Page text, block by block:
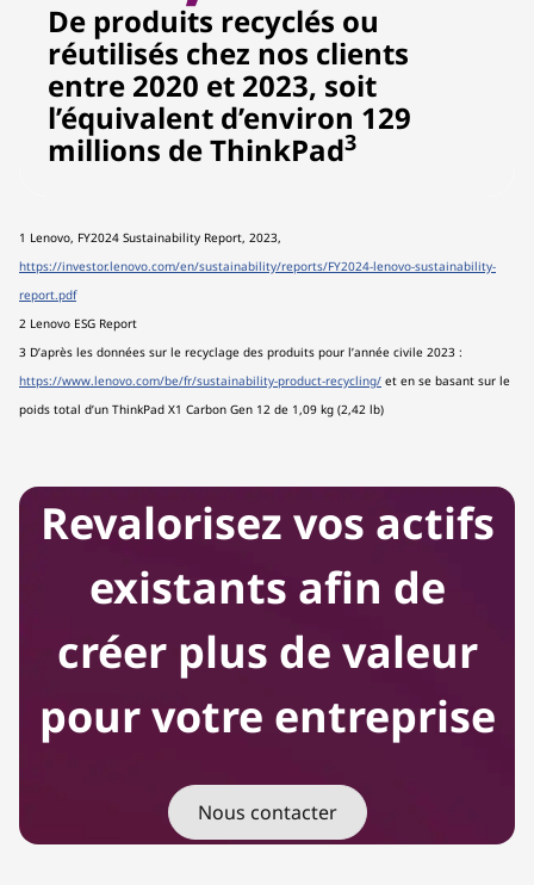
De produits recyclés ou
réutilisés chez nos clients
entre 2020 et 2023, soit
l’équivalent d’environ 129
millions de ThinkPad3
1 Lenovo, FY2024 Sustainability Report, 2023,
https://investor.lenovo.com/en/sustainability/reports/FY2024-lenovo-sustainability-
report.pdf
2 Lenovo ESG Report
3 D’après les données sur le recyclage des produits pour l’année civile 2023 :
https://www.lenovo.com/be/fr/sustainability-product-recycling/ et en se basant sur le
poids total d’un ThinkPad X1 Carbon Gen 12 de 1,09 kg (2,42 lb)
Revalorisez vos actifs
existants afin de
créer plus de valeur
pour votre entreprise
Nous contacter